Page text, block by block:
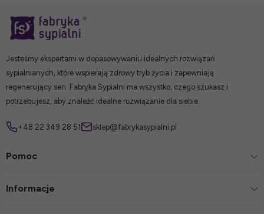
Jesteśmy ekspertami w dopasowywaniu idealnych rozwiązań
sypialnianych, które wspierają zdrowy tryb życia i zapewniają
regenerujący sen. Fabryka Sypialni ma wszystko, czego szukasz i
potrzebujesz, aby znaleźć idealne rozwiązanie dla siebie.
+48 22 349 28 51 sklep@fabrykasypialni.pl
Pomoc
Informacje